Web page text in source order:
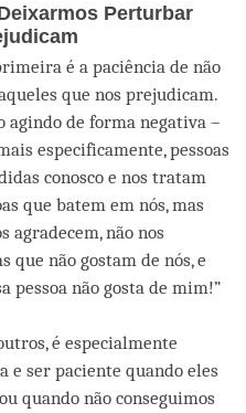
Perturbar
é a paciência de não
que nos prejudicam.
agindo de forma negativa –
especificamente, pessoas
conosco e nos tratam
que batem em nós, mas
agradecem, não nos
que não gostam de nós, e
pessoa não gosta de mim!”
é especialmente
ser paciente quando eles
quando não conseguimos